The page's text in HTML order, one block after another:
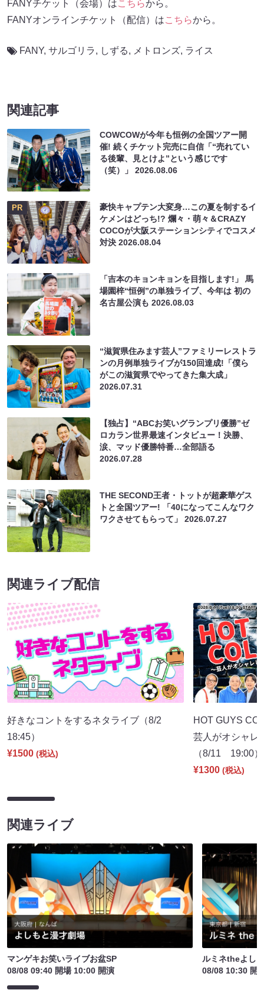
FANYチケット（会場）はこちらから。
FANYオンラインチケット（配信）はこちらから。
FANY, サルゴリラ, しずる, メトロンズ, ライス
関連記事
COWCOWが今年も恒例の全国ツアー開
催! 続くチケット完売に自信「“売れてい
る後輩、見とけよ”という感じです
（笑）」2026.08.06
PR
豪快キャプテン大変身…この夏を制するイ
ケメンはどっち!? 爛々・萌々＆CRAZY
COCOが大阪ステーションシティでコスメ
対決2026.08.04
「吉本のキョンキョンを目指します!」 馬
場園梓“恒例”の単独ライブ、今年は 初の
名古屋公演も2026.08.03
“滋賀県住みます芸人”ファミリーレストラ
ンの月例単独ライブが150回達成!「僕ら
がこの滋賀県でやってきた集大成」
2026.07.31
【独占】“ABCお笑いグランプリ優勝”ゼ
ロカラン世界最速インタビュー！決勝、
涙、マッド優勝特番…全部語る
2026.07.28
THE SECOND王者・トットが超豪華ゲス
トと全国ツアー! 「40になってこんなワク
ワクさせてもらって」2026.07.27
関連ライブ配信
好きなコントをするネタライブ（8/2
18:45）
¥1500 (税込)
HOT GUYS
芸人がオシャレ
（8/11 19:00）
¥1300 (税込)
関連ライブ
マンゲキお笑いライブお盆SP
08/08 09:40 開場 10:00 開演
ルミネtheよし
08/08 10:30 開